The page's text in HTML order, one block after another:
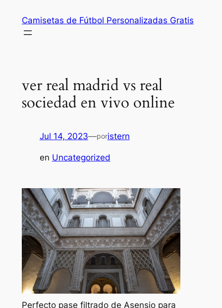
contenido
Camisetas de Fútbol Personalizadas Gratis
ver real madrid vs real
sociedad en vivo online
Jul 14, 2023—poristern
en Uncategorized
Perfecto pase filtrado de Asensio para